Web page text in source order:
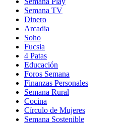
Semana TV
Dinero
Arcadia
Soho
in
new
window
Fucsia
in
new
window
4 Patas
Educación
Foros Semana
Finanzas Personales
Semana Rural
Cocina
Círculo de Mujeres
Semana Sostenible